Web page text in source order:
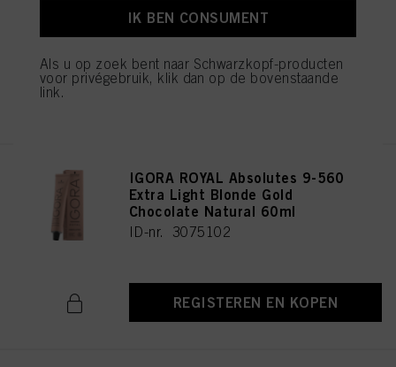
ID-nr. 3075196
IGORA ROYAL Absolutes 9-560
Extra Light Blonde Gold
Chocolate Natural 60ml
ID-nr. 3075102
REGISTEREN EN KOPEN
IK BEN CONSUMENT
Als u op zoek bent naar Schwarzkopf-producten
voor privégebruik, klik dan op de bovenstaande
link.